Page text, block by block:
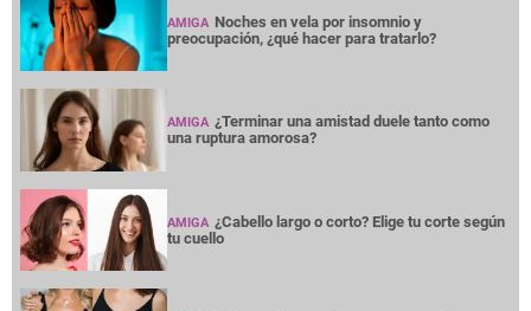
AMIGA Noches en vela por insomnio y
preocupación, ¿qué hacer para tratarlo?
AMIGA ¿Terminar una amistad duele tanto como
una ruptura amorosa?
AMIGA ¿Cabello largo o corto? Elige tu corte según
tu cuello